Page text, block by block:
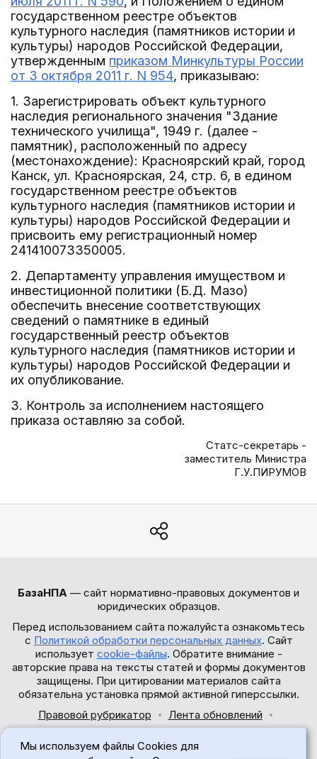
государственном реестре объектов
культурного наследия (памятников истории и
культуры) народов Российской Федерации,
утвержденным приказом Минкультуры России
от 3 октября 2011 г. N 954, приказываю:
1. Зарегистрировать объект культурного
наследия регионального значения "Здание
технического училища", 1949 г. (далее -
памятник), расположенный по адресу
(местонахождение): Красноярский край, город
Канск, ул. Красноярская, 24, стр. 6, в едином
государственном реестре объектов
культурного наследия (памятников истории и
культуры) народов Российской Федерации и
присвоить ему регистрационный номер
241410073350005.
2. Департаменту управления имуществом и
инвестиционной политики (Б.Д. Мазо)
обеспечить внесение соответствующих
сведений о памятнике в единый
государственный реестр объектов
культурного наследия (памятников истории и
культуры) народов Российской Федерации и
их опубликование.
3. Контроль за исполнением настоящего
приказа оставляю за собой.
Статс-секретарь -
заместитель Министра
Г.У.ПИРУМОВ
БазаНПА — сайт нормативно-правовых документов и
юридических образцов.
Перед использованием сайта пожалуйста ознакомьтесь
с Политикой обработки персональных данных. Сайт
использует cookie-файлы. Обратите внимание -
авторские права на тексты статей и формы документов
защищены. При цитировании материалов сайта
обязательна установка прямой активной гиперссылки.
Правовой рубрикатор
Лента обновлений
© 2017-2026
Мы используем файлы Cookies для